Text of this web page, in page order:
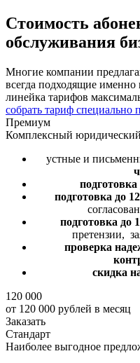
Стоимость
обслуживания
Многие компании
всегда подходящие
линейка тарифов
собрать тариф специально
Премиум
Комплексный юридический
устные и
подготовка до
подготовка до
претензии,
проверка
скидка
120 000
от 120 000 рублей в месяц
Заказать
Стандарт
Наиболее выгодное